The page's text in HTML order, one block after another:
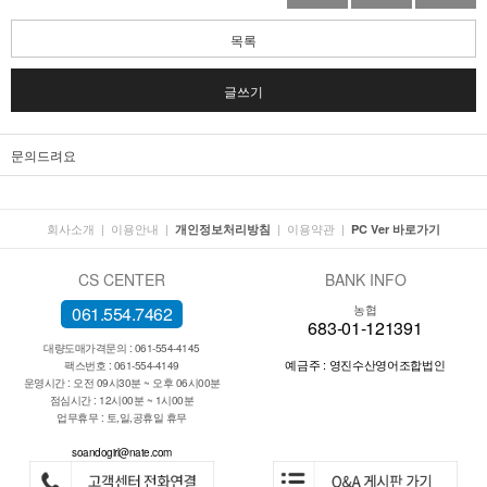
목록
글쓰기
문의드려요
회사소개 | 이용안내 | 개인정보처리방침 | 이용약관 | PC Ver 바로가기
CS CENTER
061.554.7462
대량도매가격문의 : 061-554-4145
팩스번호 : 061-554-4149
운영시간 : 오전 09시30분 ~ 오후 06시00분
점심시간 : 12시00분 ~ 1시00분
업무휴무 : 토,일,공휴일 휴무
soandogirl@nate.com
BANK INFO
농협
683-01-121391
예금주 : 영진수산영어조합법인